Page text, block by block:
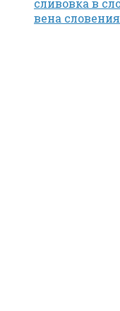
сливовка в
вена словения